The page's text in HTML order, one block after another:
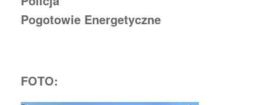
Pogotowie Energetyczne
FOTO: